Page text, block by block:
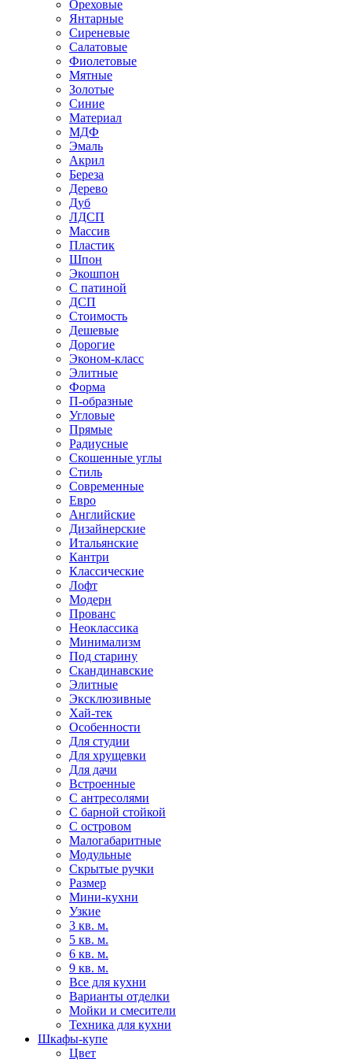
Ореховые
Янтарные
Сиреневые
Салатовые
Фиолетовые
Мятные
Золотые
Синие
Материал
МДФ
Эмаль
Акрил
Береза
Дерево
Дуб
ЛДСП
Массив
Пластик
Шпон
Экошпон
С патиной
ДСП
Стоимость
Дешевые
Дорогие
Эконом-класс
Элитные
Форма
П-образные
Угловые
Прямые
Радиусные
Скошенные углы
Стиль
Современные
Евро
Английские
Дизайнерские
Итальянские
Кантри
Классические
Лофт
Модерн
Прованс
Неоклассика
Минимализм
Под старину
Скандинавские
Элитные
Эксклюзивные
Хай-тек
Особенности
Для студии
Для хрущевки
Для дачи
Встроенные
С антресолями
С барной стойкой
С островом
Малогабаритные
Модульные
Скрытые ручки
Размер
Мини-кухни
Узкие
3 кв. м.
5 кв. м.
6 кв. м.
9 кв. м.
Все для кухни
Варианты отделки
Мойки и смесители
Техника для кухни
Шкафы-купе
Цвет